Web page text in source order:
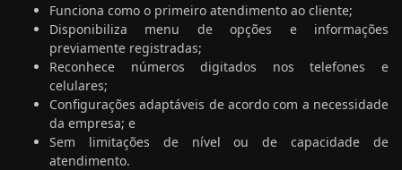
Funciona como o primeiro atendimento ao cliente;
Disponibiliza menu de opções e informações
previamente registradas;
Reconhece números digitados nos telefones e
celulares;
Configurações adaptáveis de acordo com a necessidade
da empresa; e
Sem limitações de nível ou de capacidade de
atendimento.